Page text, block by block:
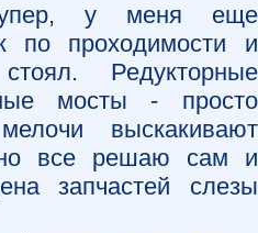
у меня еще
по проходимости и
Редукторные
мосты - просто
выскакивают
но все решаю сам и
запчастей слезы